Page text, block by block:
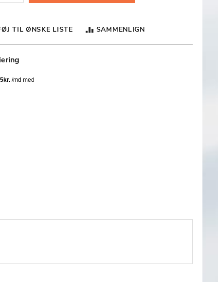
TIL ØNSKE LISTE SAMMENLIGN